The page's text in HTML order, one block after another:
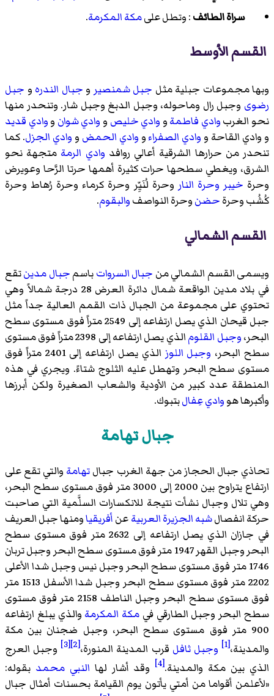
سراة الطائف: وتطل علىمكة المكرمة.
القسم الأوسط
وبها مجموعات جبلية مثل جبل شمنصير و جبال الندره و جبل
رضوى وجبل رال وماحوله، وجبل الدبغ وجبل شار. وتنحدر منها
نحو الغربوادي فاطمةو وادي خليص و وادي شوان ووادي قديد
و وادي القاحة و وادي الصفراءو وادي الحمض و وادي الجزل. كما
تنحدر من حرارها الشرقية أعالي روافد وادي الرمة متجهة نحو
الشرق، ويغطي سطحها حرات كثيرة أهمها حرتا الرَّحا وعويرض
وحرة خيبر وحرة النار وحرة لُنَيِّر وحرة كرماء وحرة رُهاط وحرة
كُشُب وحرةحضنوحرة النواصفوالبقوم.
القسم الشمالي
ويسمى القسم الشمالي من جبال السرواتباسمجبال مدينتقع
في بلاد مدين الواقعة شمال دائرة العرض 28 درجة شمالاً وهي
تحتوي على مجموعة من الجبال ذات القمم العالية جداً مثل
جبل قيحان الذي يصل ارتفاعه إلى 2549 متراً فوق مستوى سطح
البحر،وجبل القلوم
الذي يصل ارتفاعه إلى 2398 متراً فوق مستوى
سطح البحر، وجبل اللوز
الذي يصل ارتفاعه إلى 2401 متراً فوق
مستوى سطح البحر وتهطل عليه الثلوج شتاءً. ويجري في هذه
المنطقة عدد كبير من الأودية والشعاب الصغيرة ولكن أبرزها
وأكبرها هووادي عِفالبتبوك.
جبال تهامة
تحاذي جبال الحجاز من جهة الغرب جبالتهامة والتي تقع على
ارتفاع يتراوح بين 2000 إلى 3000 متر فوق مستوى سطح البحر،
وهي تلال وجبال نشأت نتيجة للانكسارات السلَّمية التي صاحبت
حركة انفصالشبه الجزيرة العربيةعنأفريقياومنها جبل العريف
في جازان الذي يصل ارتفاعه إلى 2632 متر فوق مستوى سطح
البحر وجبل القهر 1947 متر فوق مستوى سطح البحر وجبل تربان
1746 متر فوق مستوى سطح البحر وجبل نيس وجبل شدا الأعلى
2202 متر فوق مستوى سطح البحر وجبل شدا الأسفل 1513 متر
فوق مستوى سطح البحر وجبل الناطف 2158 متر فوق مستوى
سطح البحر وجبل الطارقي في مكة المكرمة والذي يبلغ ارتفاعه
900 متر فوق مستوى سطح البحر، وجبل ضجنان بين مكة
والمدينة،[1] وجبل ثافل قرب المدينة المنورة،[2]
[3]
وجبل العرج
الذي بين مكة والمدينة.[4] وقد أشار لها النبي محمد بقوله:
«لأعلمن أقواما من أمتي يأتون يوم القيامة بحسنات أمثال جبال